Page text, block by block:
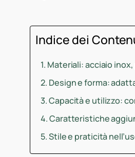
Indice dei
Materiali: acciaio
Design e forma:
Capacità e utilizzo:
Caratteristiche
Stile e praticità